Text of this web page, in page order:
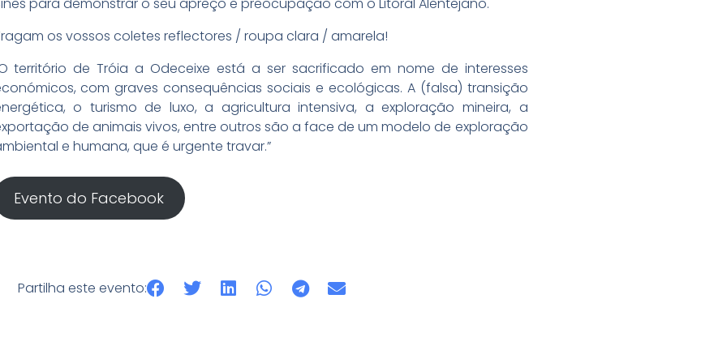
para demonstrar o seu apreço e preocupação com o Litoral Alentejano.
os vossos coletes reflectores / roupa clara / amarela!
território de Tróia a Odeceixe está a ser sacrificado em nome de interesses
com graves consequências sociais e ecológicas. A (falsa) transição
o turismo de luxo, a agricultura intensiva, a exploração mineira, a
de animais vivos, entre outros são a face de um modelo de exploração
e humana, que é urgente travar.”
Evento do Facebook
Partilha este evento: